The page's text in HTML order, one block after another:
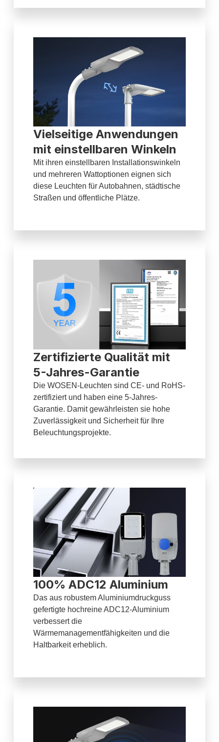
Vielseitige Anwendungen
mit einstellbaren Winkeln
Mit ihren einstellbaren Installationswinkeln
und mehreren Wattoptionen eignen sich
diese Leuchten für Autobahnen, städtische
Straßen und öffentliche Plätze.
Zertifizierte Qualität mit
5-Jahres-Garantie
Die WOSEN-Leuchten sind CE- und RoHS-
zertifiziert und haben eine 5-Jahres-
Garantie. Damit gewährleisten sie hohe
Zuverlässigkeit und Sicherheit für Ihre
Beleuchtungsprojekte.
100% ADC12 Aluminium
Das aus robustem Aluminiumdruckguss
gefertigte hochreine ADC12-Aluminium
verbessert die
Wärmemanagementfähigkeiten und die
Haltbarkeit erheblich.